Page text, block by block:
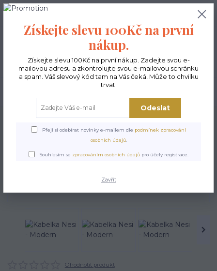
0,00 Kč
Kabelky ekologické Kabelky velké
Kabelka Nesi - Modern
Ohodnotit produkt
Získejte slevu 100Kč na první
nákup.
Získejte slevu 100Kč na první nákup. Zadejte svou e-
mailovou adresu a zkontrolujte svou e-mailovou schránku
a spam. Váš slevový kód tam na Vás čeká! Může to chvilku
trvat.
Odeslat
Přeji si odebírat novinky e-mailem dle podmínek zpracování
osobních údajů.
Souhlasím se zpracováním osobních údajů pro účely registrace.
Zavřít